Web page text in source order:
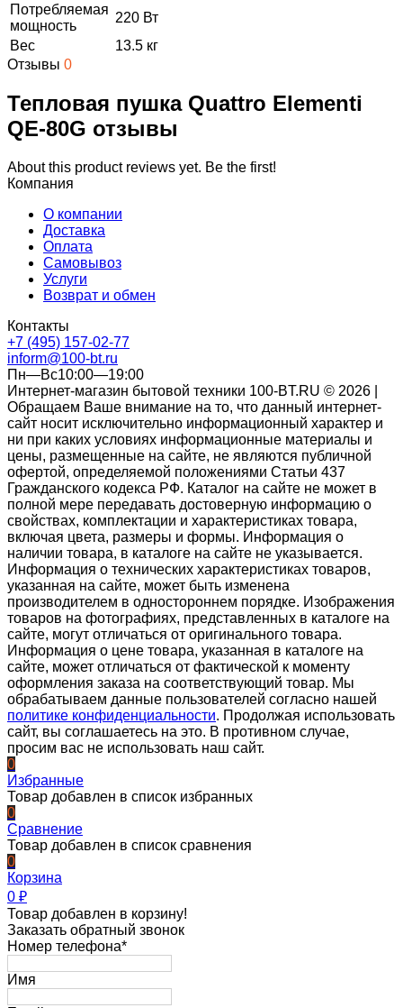
Потребляемая
мощность
220 Вт
Вес
13.5 кг
Отзывы 0
Тепловая пушка Quattro Elementi
QE-80G отзывы
About this product reviews yet. Be the first!
Компания
О компании
Доставка
Оплата
Самовывоз
Услуги
Возврат и обмен
Контакты
+7 (495) 157-02-77
inform@100-bt.ru
Пн—Вс10:00—19:00
Интернет-магазин бытовой техники 100-BT.RU © 2026 |
Обращаем Ваше внимание на то, что данный интернет-
сайт носит исключительно информационный характер и
ни при каких условиях информационные материалы и
цены, размещенные на сайте, не являются публичной
офертой, определяемой положениями Статьи 437
Гражданского кодекса РФ. Каталог на сайте не может в
полной мере передавать достоверную информацию о
свойствах, комплектации и характеристиках товара,
включая цвета, размеры и формы. Информация о
наличии товара, в каталоге на сайте не указывается.
Информация о технических характеристиках товаров,
указанная на сайте, может быть изменена
производителем в одностороннем порядке. Изображения
товаров на фотографиях, представленных в каталоге на
сайте, могут отличаться от оригинального товара.
Информация о цене товара, указанная в каталоге на
сайте, может отличаться от фактической к моменту
оформления заказа на соответствующий товар. Мы
обрабатываем данные пользователей согласно нашей
политике конфиденциальности. Продолжая использовать
сайт, вы соглашаетесь на это. В противном случае,
просим вас не использовать наш сайт.
0
Избранные
Товар добавлен в список избранных
0
Сравнение
Товар добавлен в список сравнения
0
Корзина
0 ₽
Товар добавлен в корзину!
Заказать обратный звонок
Номер телефона*
Имя